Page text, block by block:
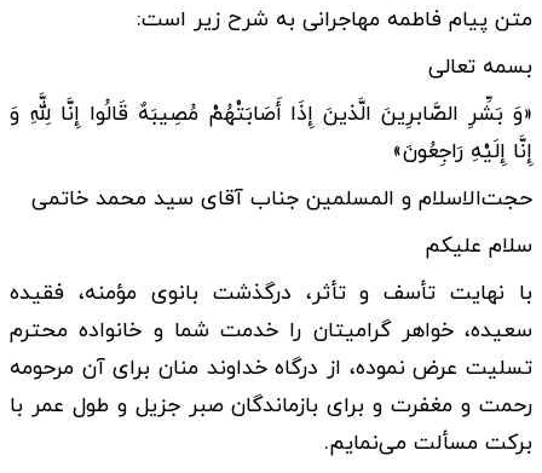
متن پیام فاطمه مهاجرانی به شرح زیر است:
بسمه تعالی
«وَ بَشِّرِ الصَّابرِینَ الَّذینَ إِذَا أَصَابَتْهُمْ مُصِیبَهٌ قَالُوا إِنَّا لِلَّهِ وَ
إِنَّا إِلَیْهِ رَاجِعُونَ»
حجت‌الاسلام و المسلمین جناب آقای سید محمد خاتمی
سلام علیکم
با نهایت تأسف و تأثر، درگذشت بانوی مؤمنه، فقیده
سعیده، خواهر گرامیتان را خدمت شما و خانواده محترم
تسلیت عرض نموده، از درگاه خداوند منان برای آن مرحومه
رحمت و مغفرت و برای بازماندگان صبر جزیل و طول عمر با
برکت مسألت می‌نمایم.